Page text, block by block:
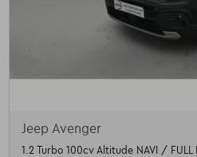
Jeep Avenger
1.2 Turbo 100cv Altitude NAVI / FULL